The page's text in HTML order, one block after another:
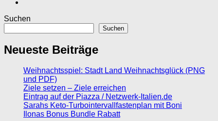
Suchen
Suchen
Neueste Beiträge
Weihnachtsspiel: Stadt Land Weihnachtsglück (PNG
und PDF)
Ziele setzen – Ziele erreichen
Eintrag auf der Piazza / Netzwerk-Italien.de
Sarahs Keto-Turbointervallfastenplan mit Boni
Ilonas Bonus Bundle Rabatt